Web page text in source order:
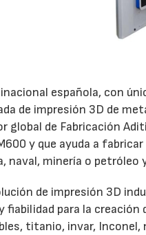
española, con
de impresión 3D de
global de Fabricación
y que ayuda a
naval, minería o petróleo
de impresión 3D
fiabilidad para la
titanio, invar, Inconel,